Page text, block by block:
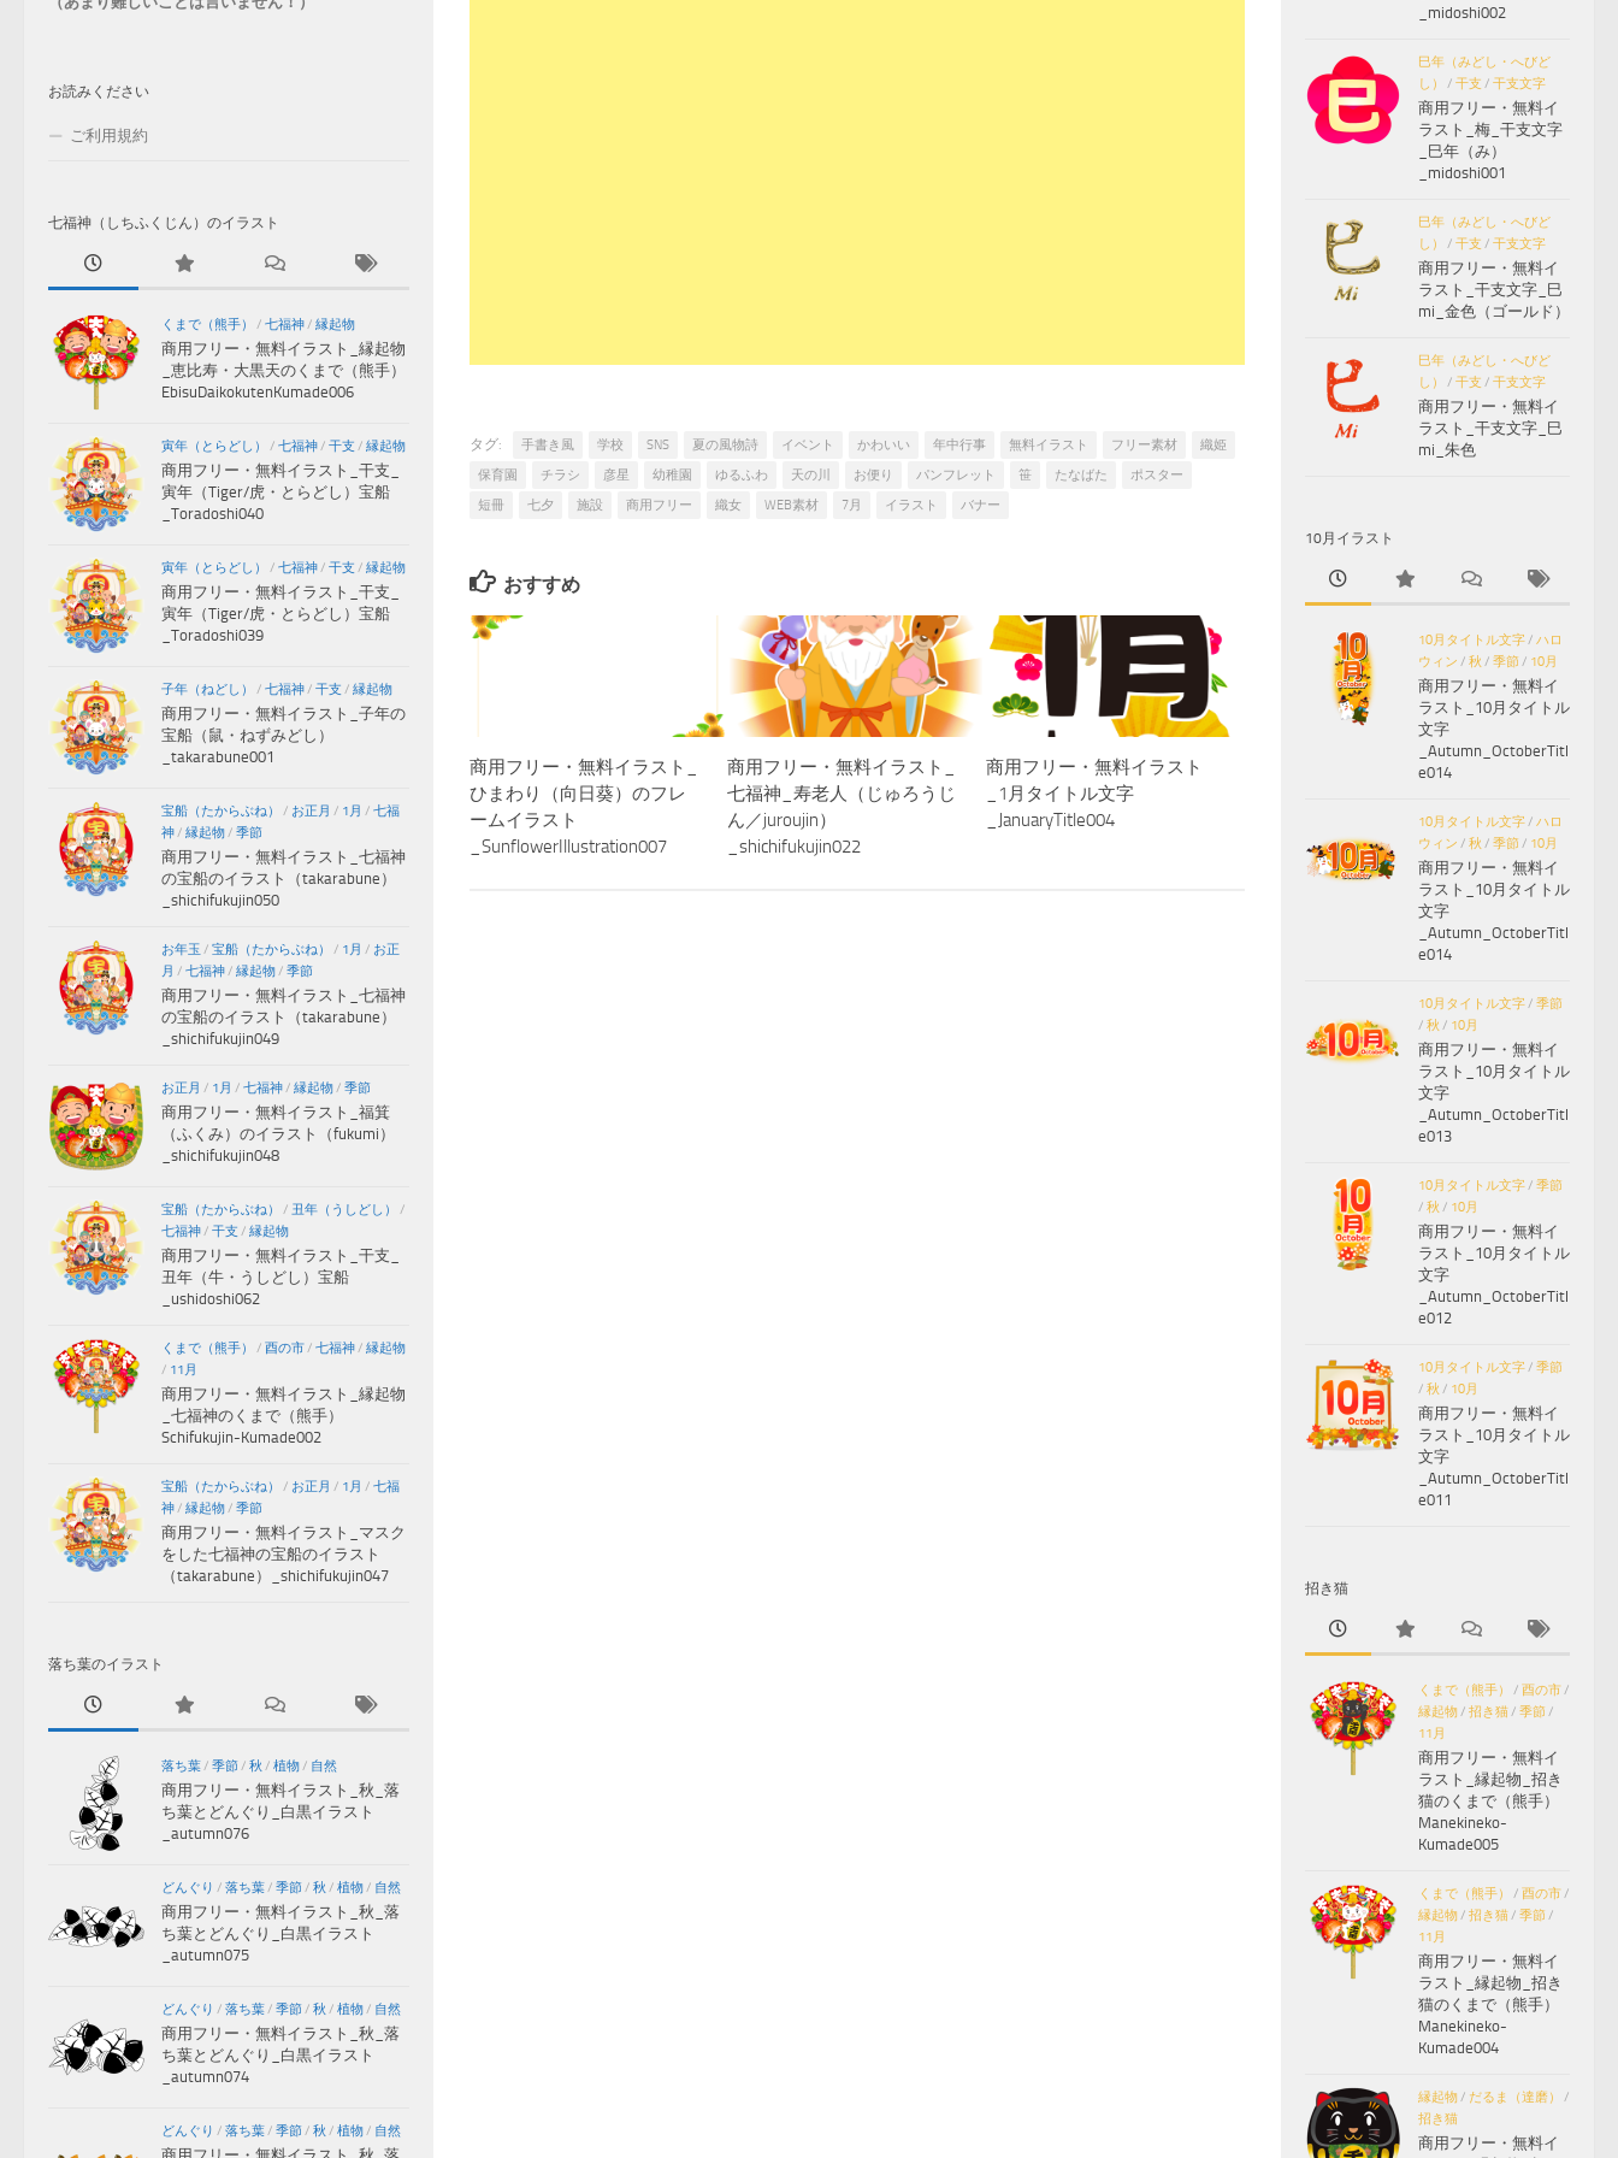
タグ: 手書き風 学校 SNS 夏の風物詩 イベント かわいい 年中行事 無料イラスト フリー素材
織姫
保育園
チラシ 彦星 幼稚園 ゆるふわ 天の川 お便り パンフレット 笹 たなばた
ポスター
短冊
七夕 施設 商用フリー 織女 WEB素材 7月 イラスト バナー
おすすめ
商用フリー・無料イラスト_
ひまわり（向日葵）のフレ
ームイラスト
_SunflowerIllustration007
商用フリー・無料イラスト_
七福神_寿老人（じゅろうじ
ん／juroujin）
_shichifukujin022
商用フリー・無料イラスト
_1月タイトル文字
_JanuaryTitle004
お読みください
ご利用規約
七福神（しちふくじん）のイラスト
くまで（熊手） / 七福神/ 縁起物
商用フリー・無料イラスト_縁起物
_恵比寿・大黒天のくまで（熊手）
EbisuDaikokutenKumade006
寅年（とらどし） / 七福神/ 干支 / 縁起物
商用フリー・無料イラスト_干支_
寅年（Tiger/虎・とらどし）宝船
_Toradoshi040
寅年（とらどし） / 七福神/ 干支 / 縁起物
商用フリー・無料イラスト_干支_
寅年（Tiger/虎・とらどし）宝船
_Toradoshi039
子年（ねどし） / 七福神/ 干支 / 縁起物
商用フリー・無料イラスト_子年の
宝船（鼠・ねずみどし）
_takarabune001
宝船（たからぶね） / お正月 / 1月 / 七福
神/ 縁起物/ 季節
商用フリー・無料イラスト_七福神
の宝船のイラスト（takarabune）
_shichifukujin050
お年玉 / 宝船（たからぶね） / 1月 / お正
月 / 七福神/ 縁起物/ 季節
商用フリー・無料イラスト_七福神
の宝船のイラスト（takarabune）
_shichifukujin049
お正月 / 1月 / 七福神/ 縁起物/ 季節
商用フリー・無料イラスト_福箕
（ふくみ）のイラスト（fukumi）
_shichifukujin048
宝船（たからぶね） / 丑年（うしどし）
/
七福神/ 干支 / 縁起物
商用フリー・無料イラスト_干支_
丑年（牛・うしどし）宝船
_ushidoshi062
くまで（熊手） / 酉の市/ 七福神/ 縁起物
/ 11月
商用フリー・無料イラスト_縁起物
_七福神のくまで（熊手）
Schifukujin-Kumade002
宝船（たからぶね） / お正月 / 1月 / 七福
神/ 縁起物/ 季節
商用フリー・無料イラスト_マスク
をした七福神の宝船のイラスト
（takarabune）_shichifukujin047
落ち葉のイラスト
落ち葉/ 季節/ 秋 / 植物/ 自然
商用フリー・無料イラスト_秋_落
ち葉とどんぐり_白黒イラスト
_autumn076
どんぐり / 落ち葉/ 季節/ 秋 / 植物/ 自然
商用フリー・無料イラスト_秋_落
ち葉とどんぐり_白黒イラスト
_autumn075
どんぐり / 落ち葉/ 季節/ 秋 / 植物/ 自然
商用フリー・無料イラスト_秋_落
ち葉とどんぐり_白黒イラスト
_autumn074
どんぐり / 落ち葉/ 季節/ 秋 / 植物/ 自然
_midoshi002
巳年（みどし・へびど
し）
/ 干支 / 干支文字
商用フリー・無料イ
ラスト_梅_干支文字
_巳年（み）
_midoshi001
巳年（みどし・へびど
し）
/ 干支 / 干支文字
商用フリー・無料イ
ラスト_干支文字_巳
mi_金色（ゴールド）
巳年（みどし・へびど
し）
/ 干支 / 干支文字
商用フリー・無料イ
ラスト_干支文字_巳
mi_朱色
10月イラスト
10月タイトル文字/ ハロ
ウィン / 秋 / 季節/ 10月
商用フリー・無料イ
ラスト_10月タイトル
文字
_Autumn_OctoberTitl
e014
10月タイトル文字/ ハロ
ウィン / 秋 / 季節/ 10月
商用フリー・無料イ
ラスト_10月タイトル
文字
_Autumn_OctoberTitl
e014
10月タイトル文字/ 季節
/ 秋 / 10月
商用フリー・無料イ
ラスト_10月タイトル
文字
_Autumn_OctoberTitl
e013
10月タイトル文字/ 季節
/ 秋 / 10月
商用フリー・無料イ
ラスト_10月タイトル
文字
_Autumn_OctoberTitl
e012
10月タイトル文字/ 季節
/ 秋 / 10月
商用フリー・無料イ
ラスト_10月タイトル
文字
_Autumn_OctoberTitl
e011
招き猫
くまで（熊手） / 酉の市/
縁起物/ 招き猫/ 季節/
11月
商用フリー・無料イ
ラスト_縁起物_招き
猫のくまで（熊手）
Manekineko-
Kumade005
くまで（熊手） / 酉の市/
縁起物/ 招き猫/ 季節/
11月
商用フリー・無料イ
ラスト_縁起物_招き
猫のくまで（熊手）
Manekineko-
Kumade004
縁起物/ だるま（達磨）
/
招き猫
商用フリー・無料イ